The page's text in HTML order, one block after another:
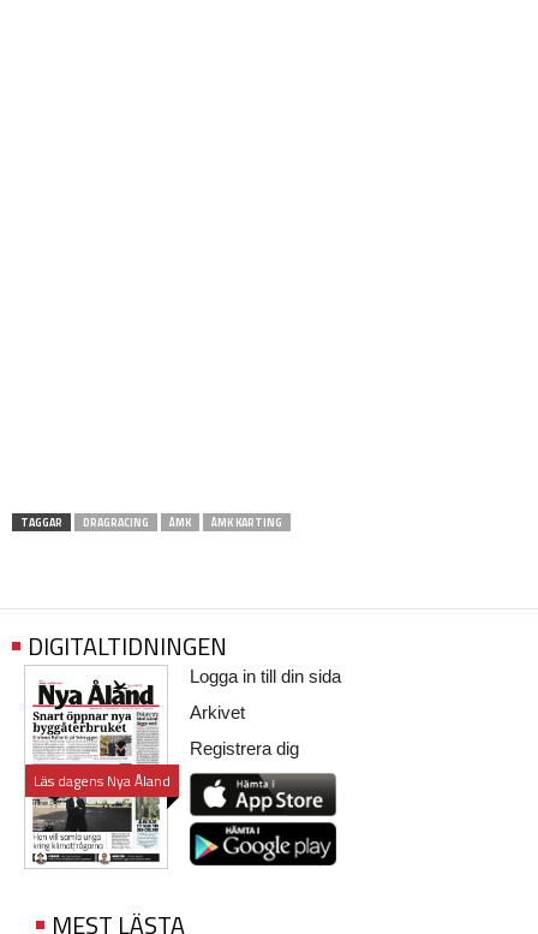
TAGGAR DRAGRACING ÅMK ÅMK KARTING
DIGITALTIDNINGEN
Läs dagens Nya Åland
Logga in till din sida
Arkivet
Registrera dig
MEST LÄSTA